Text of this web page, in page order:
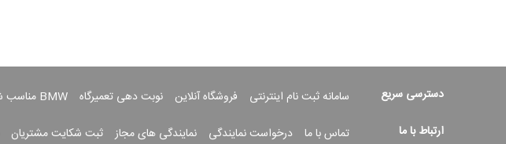
دسترسی سریع سامانه ثبت نام اینترنتی فروشگاه آنلاین نوبت دهی تعمیرگاه BMW مناسب شما
ارتباط با ما
تماس با ما درخواست نمایندگی نمایندگی های مجاز ثبت شکایت مشتریان